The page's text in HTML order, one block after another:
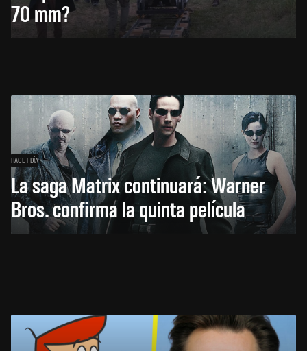
70 mm?
HACE 1 DÍA
La saga Matrix continuará: Warner
Bros. confirma la quinta película